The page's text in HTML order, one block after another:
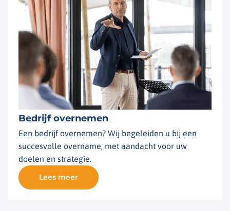
Bedrijf overnemen
Een bedrijf overnemen? Wij begeleiden u bij een
succesvolle overname, met aandacht voor uw
doelen en strategie.
Lees meer